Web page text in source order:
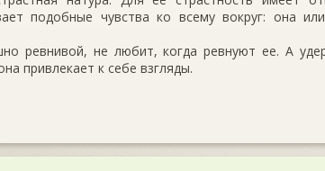
подобные чувства ко всему вокруг: она
ревнивой, не любит, когда ревнуют ее. А
привлекает к себе взгляды.